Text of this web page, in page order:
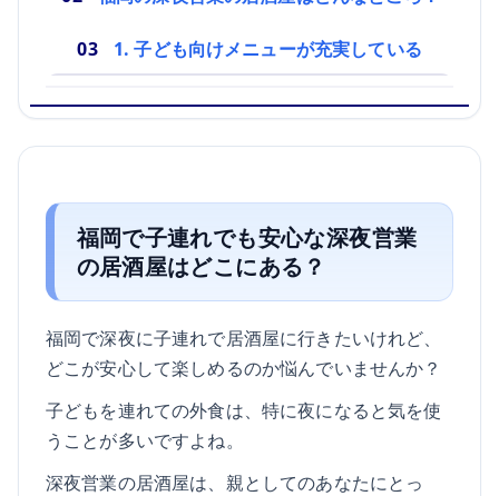
1. 子ども向けメニューが充実している
福岡で子連れでも安心な深夜営業
の居酒屋はどこにある？
福岡で深夜に子連れで居酒屋に行きたいけれど、
どこが安心して楽しめるのか悩んでいませんか？
子どもを連れての外食は、特に夜になると気を使
うことが多いですよね。
深夜営業の居酒屋は、親としてのあなたにとっ